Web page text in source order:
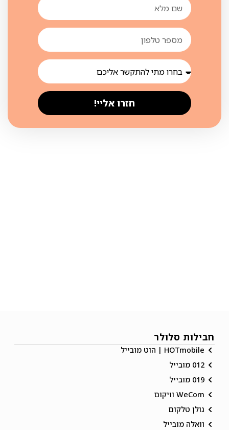
חזרו אליי!
חבילות סלולר
HOTmobile | הוט מובייל
012 מובייל
019 מובייל
WeCom וויקום
גולן טלקום
וואלה מובייל